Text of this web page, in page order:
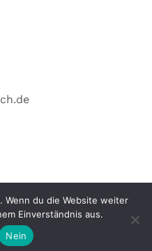
|
Wenn du die Website weiter
Einverständnis aus.
Nein